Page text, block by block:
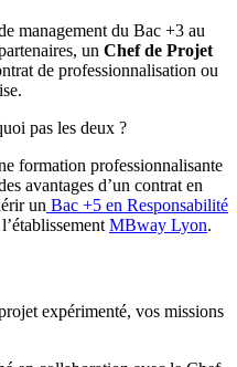
management du Bac +3 au
un Chef de Projet
de professionnalisation ou
pas les deux ?
formation professionnalisante
avantages d’un contrat en
un Bac +5 en Responsabilité
MBway Lyon.
expérimenté, vos missions